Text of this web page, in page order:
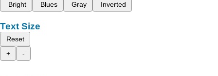
Bright
Blues Gray Inverted
Text Size
Reset
+
-